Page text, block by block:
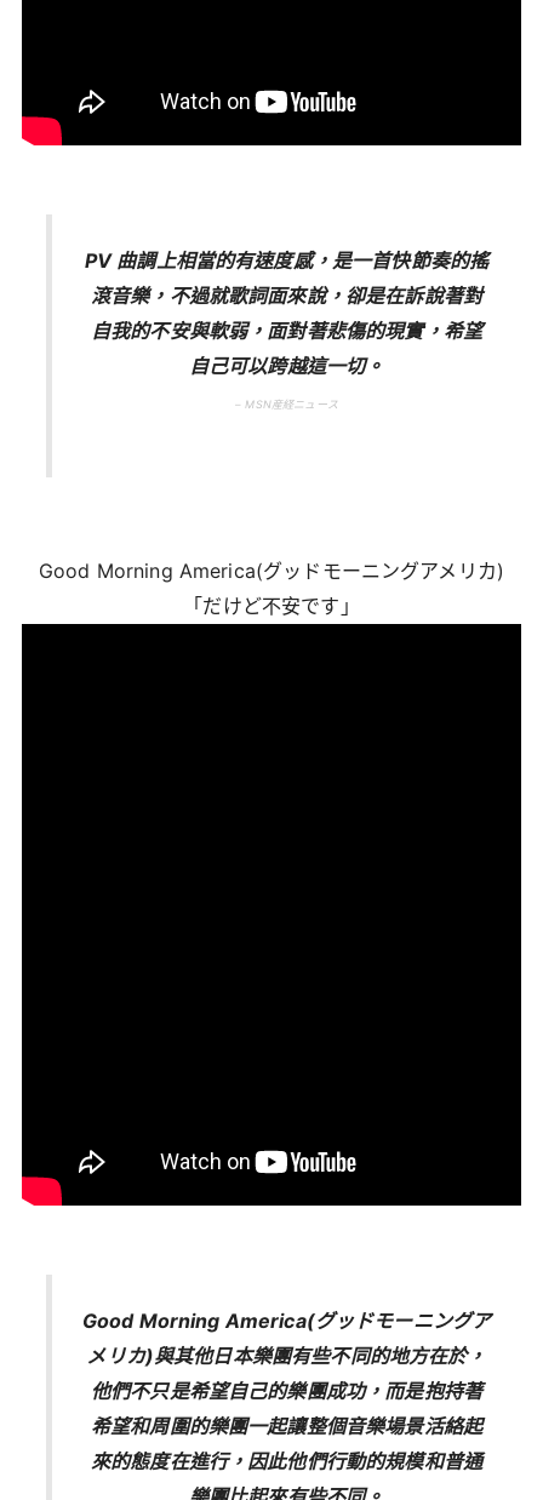
PV 曲調上相當的有速度感，是一首快節奏的搖
滾音樂，不過就歌詞面來說，卻是在訴說著對
自我的不安與軟弱，面對著悲傷的現實，希望
自己可以跨越這一切。
– MSN産経ニュース
Good Morning America(グッドモーニングアメリカ)
「だけど不安です」
Good Morning America(グッドモーニングア
メリカ)與其他日本樂團有些不同的地方在於，
他們不只是希望自己的樂團成功，而是抱持著
希望和周圍的樂團一起讓整個音樂場景活絡起
來的態度在進行，因此他們行動的規模和普通